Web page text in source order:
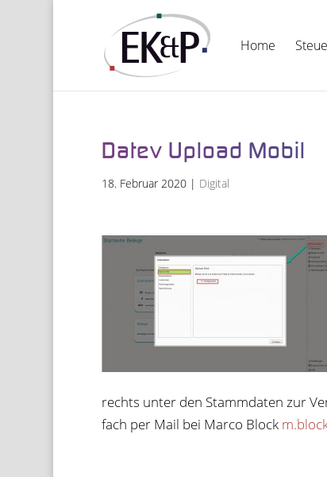
Home
Datev Upload Mobil
18. Februar 2020| Digital
rechts unter den Stamm­da­ten zur
fach per Mail bei Marco Block